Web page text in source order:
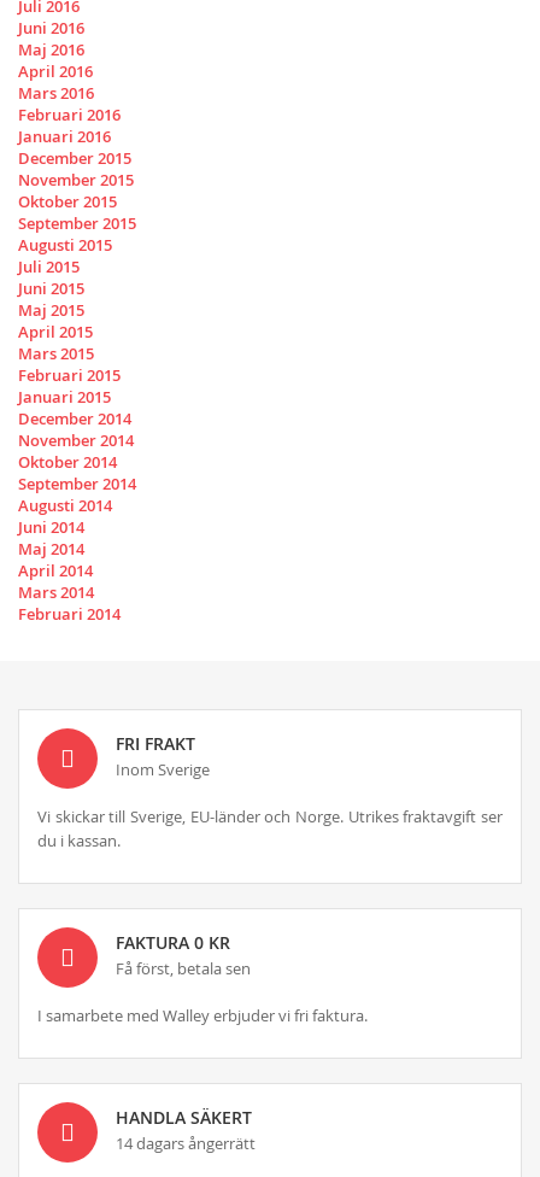
Juli 2016
Juni 2016
Maj 2016
April 2016
Mars 2016
Februari 2016
Januari 2016
December 2015
November 2015
Oktober 2015
September 2015
Augusti 2015
Juli 2015
Juni 2015
Maj 2015
April 2015
Mars 2015
Februari 2015
Januari 2015
December 2014
November 2014
Oktober 2014
September 2014
Augusti 2014
Juni 2014
Maj 2014
April 2014
Mars 2014
Februari 2014
FRI FRAKT
Inom Sverige
Vi skickar till Sverige, EU-länder och Norge. Utrikes fraktavgift ser
du i kassan.
FAKTURA 0 KR
Få först, betala sen
I samarbete med Walley erbjuder vi fri faktura.
HANDLA SÄKERT
14 dagars ångerrätt